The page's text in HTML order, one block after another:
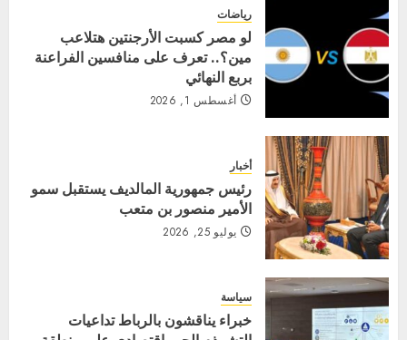
رياضات
لو مصر كسبت الأرجنتين هتلاعب
مين؟.. تعرف على منافسين الفراعنة
بربع النهائي
أغسطس 1, 2026
أخبار
رئيس جمهورية المالديف يستقبل سمو
الأمير منصور بن متعب
يوليو 25, 2026
سياسة
خبراء يناقشون بالرباط تداعيات